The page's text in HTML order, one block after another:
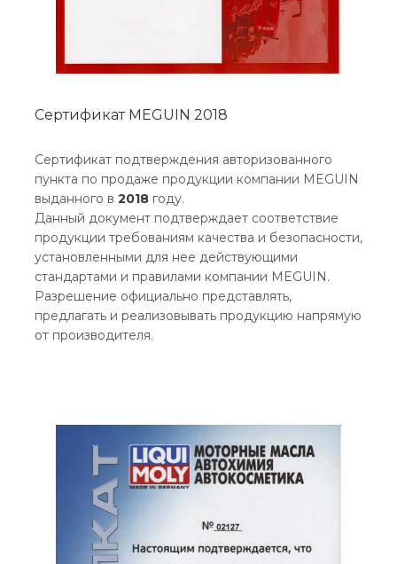
Сертификат MEGUIN 2018
Сертификат подтверждения авторизованного
пункта по продаже продукции компании MEGUIN
выданного в 2018 году.
Данный документ подтверждает соответствие
продукции требованиям качества и безопасности,
установленными для нее действующими
стандартами и правилами компании MEGUIN.
Разрешение официально представлять,
предлагать и реализовывать продукцию напрямую
от производителя.